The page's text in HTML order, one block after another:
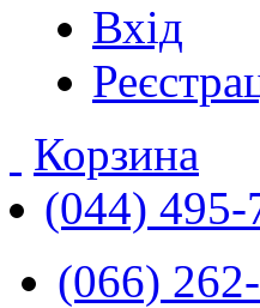
Вхід
Корзина
(044) 495-
(066)